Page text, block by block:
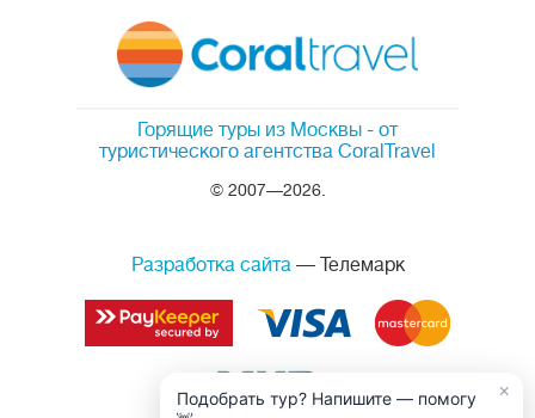
Горящие туры из Москвы - от
туристического агентства CoralTravel
© 2007—2026.
Разработка сайта— Телемарк
Подобрать тур? Напишите — помогу
×